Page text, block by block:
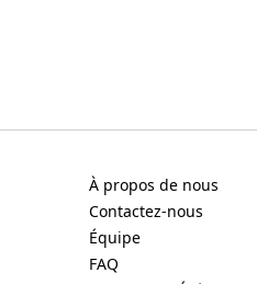
À propos de nous
Contactez-nous
Équipe
FAQ